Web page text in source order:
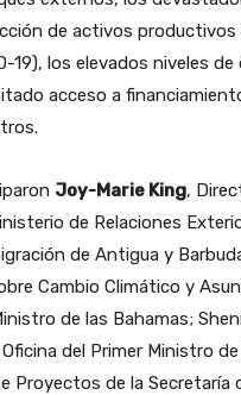
de activos productivos
19), los elevados niveles
acceso a
Joy-Marie King,
de Relaciones
de Antigua y
Cambio Climático y
de las Bahamas;
del Primer Ministro
Proyectos de la Secretaría